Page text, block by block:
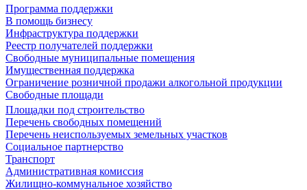
Программа поддержки
В помощь бизнесу
Инфраструктура поддержки
Реестр получателей поддержки
Свободные муниципальные помещения
Имущественная поддержка
Ограничение розничной продажи алкогольной продукции
Свободные площади
Площадки под строительство
Перечень свободных помещений
Перечень неиспользуемых земельных участков
Социальное партнерство
Транспорт
Административная комиссия
Жилищно-коммунальное хозяйство